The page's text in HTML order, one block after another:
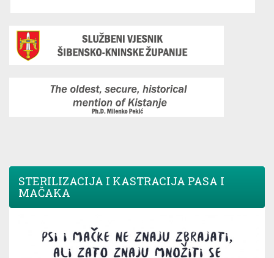
STERILIZACIJA I KASTRACIJA PASA I
MAČAKA